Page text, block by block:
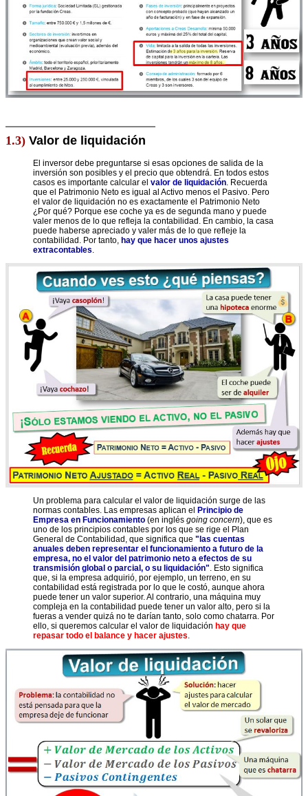
1.3) Valor de liquidación
El inversor debe preguntarse si esas opciones de salida de la
inversión son posibles y el precio que obtendrá. En todos estos
casos es importante calcular el valor de liquidación. Recuerda
que el Patrimonio Neto es igual al Activo menos el Pasivo. Pero
el valor de liquidación no es exactamente el Patrimonio Neto
¿Por qué? Porque ese coche ya es de segunda mano y puede
valer menos de lo que refleja la contabilidad. En cambio, la casa
puede haberse apreciado y valer más de lo que refleje la
contabilidad. Por tanto, hay que hacer unos ajustes
extracontables.
Un problema para calcular el valor de liquidación surge de las
normas contables. Las empresas aplican el
Principio de
Empresa en Funcionamiento (en inglés going concern), que es
uno de los principios contables por los que se rige el Plan
General de Contabilidad, que significa que " las cuentas
anuales deben representar el funcionamiento a futuro de la
empresa, no el valor del patrimonio neto a efectos de su
transmisión global o parcial, o su liquidación". Esto significa
que, si la empresa adquirió, por ejemplo, un terreno, en su
contabilidad está registrada por lo que le costó, aunque ahora
puede tener un valor superior. Al contrario, una máquina muy
compleja en la contabilidad puede tener un valor alto, pero si la
fueras a vender quizá no te darían tanto, solo como chatarra. Por
ello, si queremos calcular el valor de liquidación hay que
repasar todo el balance y hacer ajustes.